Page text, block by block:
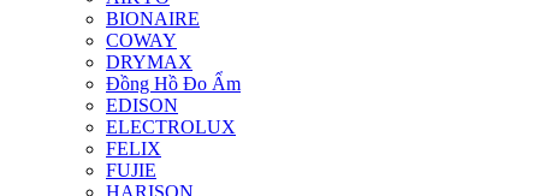
BIONAIRE
COWAY
DRYMAX
Đồng Hồ Đo Ẩm
EDISON
ELECTROLUX
FELIX
FUJIE
HARISON